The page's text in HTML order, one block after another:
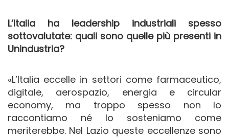
L’Italia ha leadership industriali spesso
sottovalutate: quali sono quelle più presenti in
Unindustria?
«L’Italia eccelle in settori come farmaceutico,
digitale, aerospazio, energia e circular
economy, ma troppo spesso non lo
raccontiamo né lo sosteniamo come
meriterebbe. Nel Lazio queste eccellenze sono